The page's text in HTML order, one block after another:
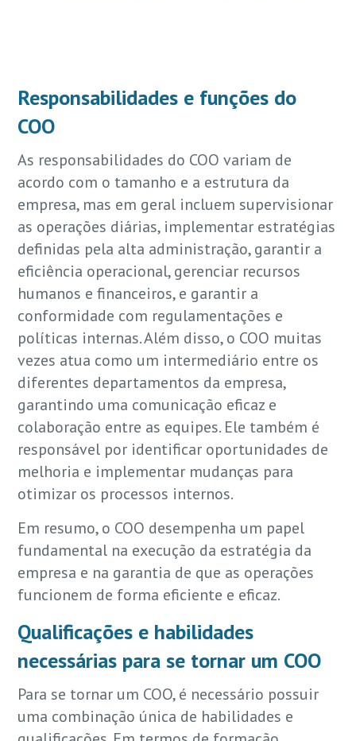
Responsabilidades e funções do
COO
As responsabilidades do COO variam de
acordo com o tamanho e a estrutura da
empresa, mas em geral incluem supervisionar
as operações diárias, implementar estratégias
definidas pela alta administração, garantir a
eficiência operacional, gerenciar recursos
humanos e financeiros, e garantir a
conformidade com regulamentações e
políticas internas. Além disso, o COO muitas
vezes atua como um intermediário entre os
diferentes departamentos da empresa,
garantindo uma comunicação eficaz e
colaboração entre as equipes. Ele também é
responsável por identificar oportunidades de
melhoria e implementar mudanças para
otimizar os processos internos.
Em resumo, o COO desempenha um papel
fundamental na execução da estratégia da
empresa e na garantia de que as operações
funcionem de forma eficiente e eficaz.
Qualificações e habilidades
necessárias para se tornar um COO
Para se tornar um COO, é necessário possuir
uma combinação única de habilidades e